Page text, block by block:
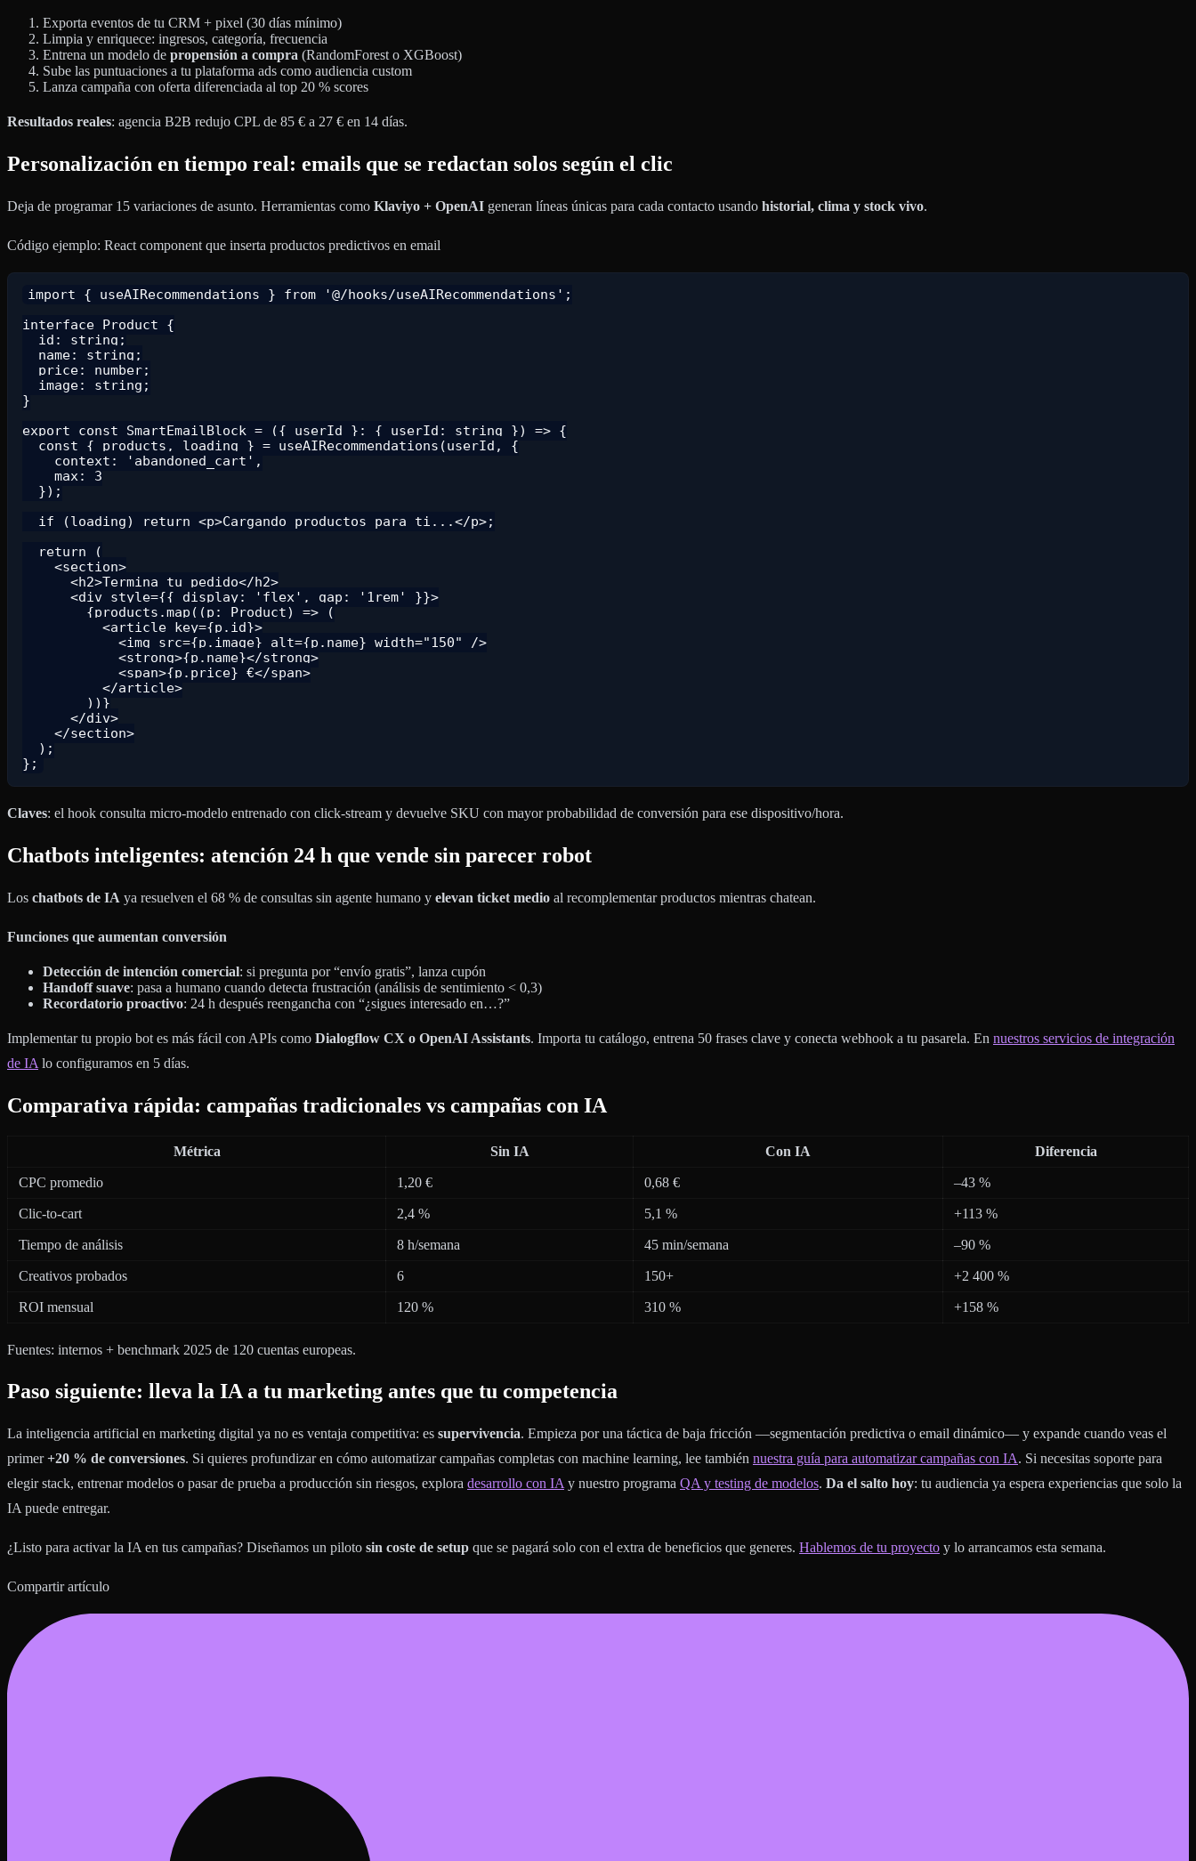
Exporta eventos de tu CRM + pixel (30 días mínimo)
Limpia y enriquece: ingresos, categoría, frecuencia
Entrena un modelo de propensión a compra (RandomForest o XGBoost)
Sube las puntuaciones a tu plataforma ads como audiencia custom
Lanza campaña con oferta diferenciada al top 20 % scores
Resultados reales: agencia B2B redujo CPL de 85 € a 27 € en 14 días.
Personalización en tiempo real: emails que se redactan solos según el clic
Deja de programar 15 variaciones de asunto. Herramientas como Klaviyo + OpenAI generan líneas únicas para cada contacto usando historial, clima y stock vivo.
Código ejemplo: React component que inserta productos predictivos en email
import { useAIRecommendations } from '@/hooks/useAIRecommendations';
interface Product {
  id: string;
  name: string;
  price: number;
  image: string;
}
export const SmartEmailBlock = ({ userId }: { userId: string }) => {
  const { products, loading } = useAIRecommendations(userId, {
    context: 'abandoned_cart',
    max: 3
  });
  if (loading) return <p>Cargando productos para ti...</p>;
  return (
    <section>
      <h2>Termina tu pedido</h2>
      <div style={{ display: 'flex', gap: '1rem' }}>
        {products.map((p: Product) => (
          <article key={p.id}>
            <img src={p.image} alt={p.name} width="150" />
            <strong>{p.name}</strong>
            <span>{p.price} €</span>
          </article>
        ))}
      </div>
    </section>
  );
Claves: el hook consulta micro-modelo entrenado con click-stream y devuelve SKU con mayor probabilidad de conversión para ese dispositivo/hora.
Chatbots inteligentes: atención 24 h que vende sin parecer robot
Los chatbots de IA ya resuelven el 68 % de consultas sin agente humano y elevan ticket medio al recomplementar productos mientras chatean.
Funciones que aumentan conversión
Detección de intención comercial: si pregunta por “envío gratis”, lanza cupón
Handoff suave: pasa a humano cuando detecta frustración (análisis de sentimiento < 0,3)
Recordatorio proactivo: 24 h después reengancha con “¿sigues interesado en…?”
Implementar tu propio bot es más fácil con APIs como Dialogflow CX o OpenAI Assistants. Importa tu catálogo, entrena 50 frases clave y conecta webhook a tu pasarela. En nuestros servicios de integración
de IA lo configuramos en 5 días.
Comparativa rápida: campañas tradicionales vs campañas con IA
Métrica Sin IA Con IA Diferencia
CPC promedio 1,20 € 0,68 € –43 %
Clic-to-cart 2,4 % 5,1 % +113 %
Tiempo de análisis 8 h/semana 45 min/semana –90 %
Creativos probados 6 150+ +2 400 %
ROI mensual 120 % 310 % +158 %
Fuentes: internos + benchmark 2025 de 120 cuentas europeas.
Paso siguiente: lleva la IA a tu marketing antes que tu competencia
La inteligencia artificial en marketing digital ya no es ventaja competitiva: es supervivencia. Empieza por una táctica de baja fricción —segmentación predictiva o email dinámico— y expande cuando veas el
primer+20 % de conversiones. Si quieres profundizar en cómo automatizar campañas completas con machine learning, lee también nuestra guía para automatizar campañas con IA. Si necesitas soporte para
elegir stack, entrenar modelos o pasar de prueba a producción sin riesgos, explora desarrollo con IA y nuestro programa QA y testing de modelos. Da el salto hoy: tu audiencia ya espera experiencias que solo la
IA puede entregar.
¿Listo para activar la IA en tus campañas? Diseñamos un piloto sin coste de setup que se pagará solo con el extra de beneficios que generes. Hablemos de tu proyecto y lo arrancamos esta semana.
Compartir artículo